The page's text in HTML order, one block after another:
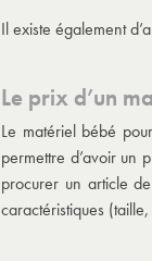
Il existe également
Le prix d’un
Le matériel bébé
permettre d’avoir un
procurer un article
caractéristiques